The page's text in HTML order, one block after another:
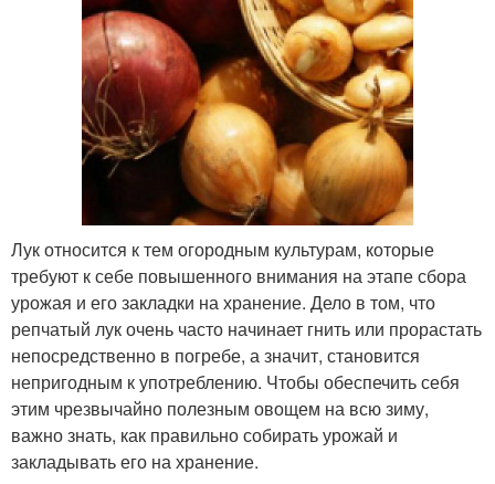
Лук относится к тем огородным культурам, которые
требуют к себе повышенного внимания на этапе сбора
урожая и его закладки на хранение. Дело в том, что
репчатый лук очень часто начинает гнить или прорастать
непосредственно в погребе, а значит, становится
непригодным к употреблению. Чтобы обеспечить себя
этим чрезвычайно полезным овощем на всю зиму,
важно знать, как правильно собирать урожай и
закладывать его на хранение.